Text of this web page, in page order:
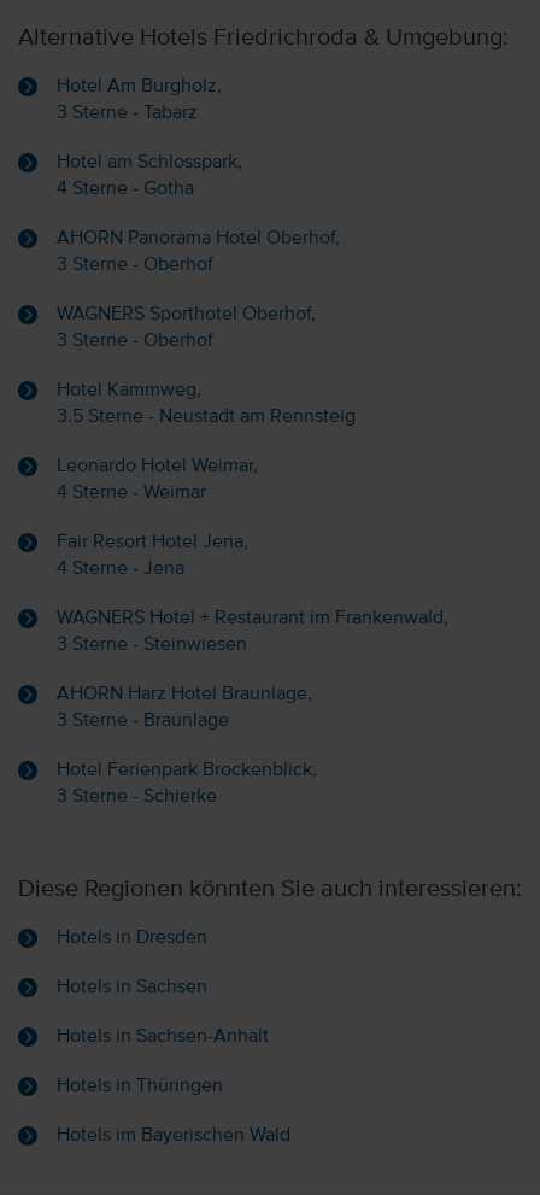
Alternative Hotels Friedrichroda & Umgebung:
Hotel Am Burgholz,
3 Sterne - Tabarz
Hotel am Schlosspark,
4 Sterne - Gotha
AHORN Panorama Hotel Oberhof,
3 Sterne - Oberhof
WAGNERS Sporthotel Oberhof,
3 Sterne - Oberhof
Hotel Kammweg,
3.5 Sterne - Neustadt am Rennsteig
Leonardo Hotel Weimar,
4 Sterne - Weimar
Fair Resort Hotel Jena,
4 Sterne - Jena
WAGNERS Hotel + Restaurant im Frankenwald,
3 Sterne - Steinwiesen
AHORN Harz Hotel Braunlage,
3 Sterne - Braunlage
Hotel Ferienpark Brockenblick,
3 Sterne - Schierke
Diese Regionen könnten Sie auch interessieren:
Hotels in Dresden
Hotels in Sachsen
Hotels in Sachsen-Anhalt
Hotels in Thüringen
Hotels im Bayerischen Wald